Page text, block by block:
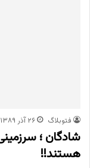
فتوبلاگ ۲۶ آذر ۱۳۸۹
شادگان ؛
هستند!!